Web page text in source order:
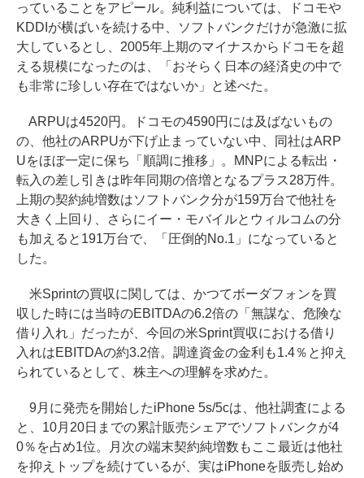
っていることをアピール。純利益については、ドコモや
KDDIが横ばいを続ける中、ソフトバンクだけが急激に拡
大しているとし、2005年上期のマイナスからドコモを超
える規模になったのは、「おそらく日本の経済史の中で
も非常に珍しい存在ではないか」と述べた。
ARPUは4520円。ドコモの4590円には及ばないもの
の、他社のARPUが下げ止まっていない中、同社はARP
Uをほぼ一定に保ち「順調に推移」。MNPによる転出・
転入の差し引きは昨年同期の倍増となるプラス28万件。
上期の契約純増数はソフトバンク分が159万台で他社を
大きく上回り、さらにイー・モバイルとウィルコムの分
も加えると191万台で、「圧倒的No.1」になっていると
した。
米Sprintの買収に関しては、かつてボーダフォンを買
収した時には当時のEBITDAの6.2倍の「無謀な、危険な
借り入れ」だったが、今回の米Sprint買収における借り
入れはEBITDAの約3.2倍。調達資金の金利も1.4％と抑え
られているとして、株主への理解を求めた。
9月に発売を開始したiPhone 5s/5cは、他社調査による
と、10月20日までの累計販売シェアでソフトバンクが4
0％を占め1位。月次の端末契約純増数もここ最近は他社
を抑えトップを続けているが、実はiPhoneを販売し始め